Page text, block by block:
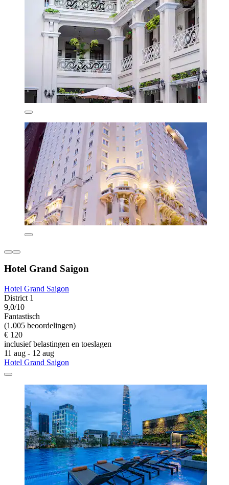
Hotel Grand Saigon
Hotel Grand Saigon
District 1
9,0/10
Fantastisch
(1.005 beoordelingen)
€ 120
inclusief belastingen en toeslagen
11 aug - 12 aug
Hotel Grand Saigon